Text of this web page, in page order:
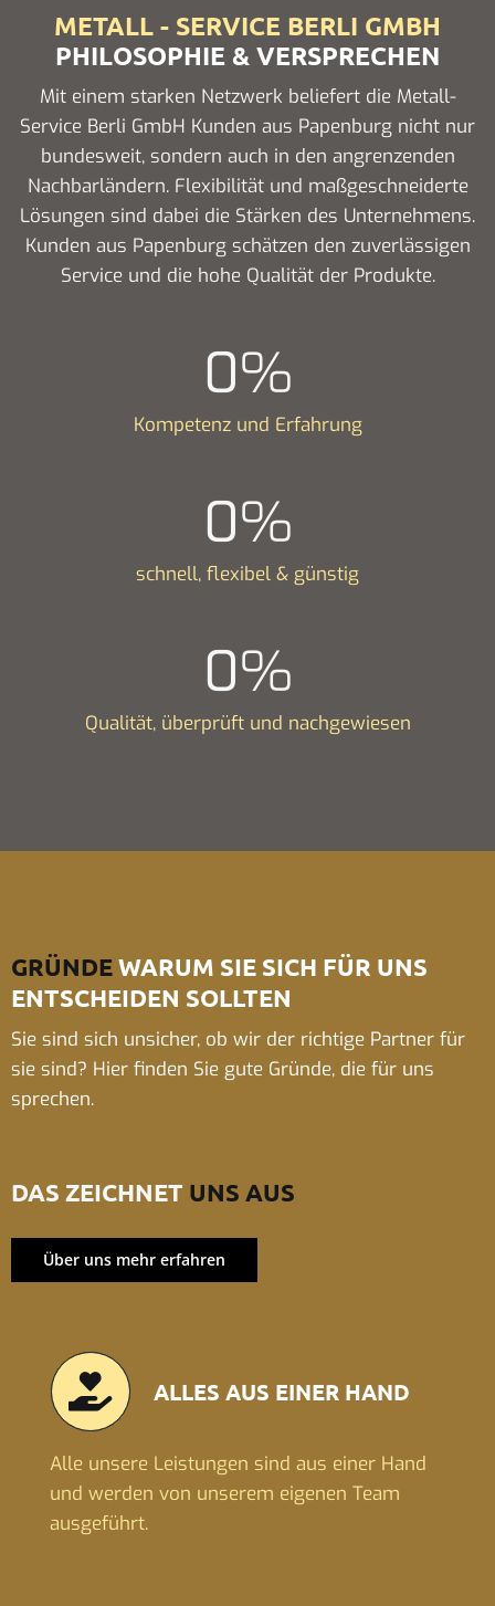
METALL - SERVICE BERLI GMBH
PHILOSOPHIE & VERSPRECHEN
Mit einem starken Netzwerk beliefert die Metall-
Service Berli GmbH Kunden aus Papenburg nicht nur
bundesweit, sondern auch in den angrenzenden
Nachbarländern. Flexibilität und maßgeschneiderte
Lösungen sind dabei die Stärken des Unternehmens.
Kunden aus Papenburg schätzen den zuverlässigen
Service und die hohe Qualität der Produkte.
0%
Kompetenz und Erfahrung
0%
schnell, flexibel & günstig
0%
Qualität, überprüft und nachgewiesen
GRÜNDEWARUM SIE SICH FÜR UNS
ENTSCHEIDEN SOLLTEN
Sie sind sich unsicher, ob wir der richtige Partner für
sie sind? Hier finden Sie gute Gründe, die für uns
sprechen.
DAS ZEICHNET UNS AUS
Über uns mehr erfahren
ALLES AUS EINER HAND
Alle unsere Leistungen sind aus einer Hand
und werden von unserem eigenen Team
ausgeführt.